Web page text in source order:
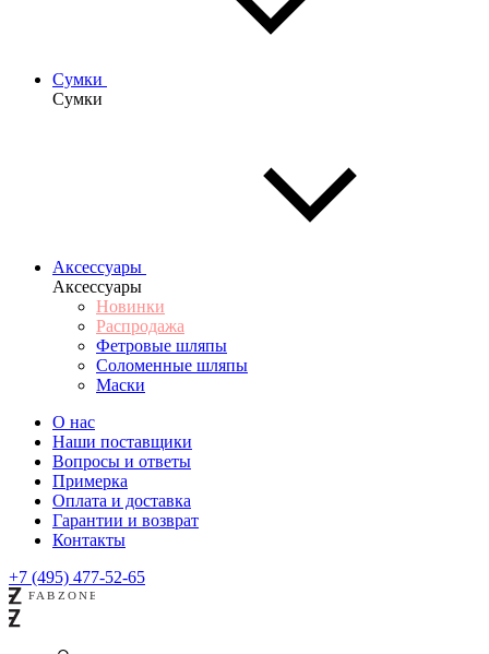
Сумки
Сумки
Аксессуары
Аксессуары
Новинки
Распродажа
Фетровые шляпы
Соломенные шляпы
Маски
О нас
Наши поставщики
Вопросы и ответы
Примерка
Оплата и доставка
Гарантии и возврат
Контакты
+7 (495) 477-52-65